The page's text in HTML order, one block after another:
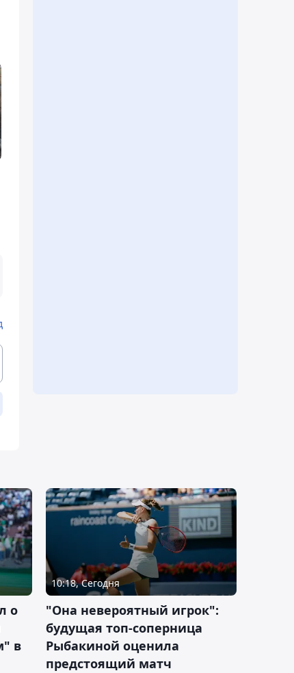
о
в
10:18, Сегодня
"Она невероятный игрок":
будущая топ-соперница
Рыбакиной оценила
предстоящий матч